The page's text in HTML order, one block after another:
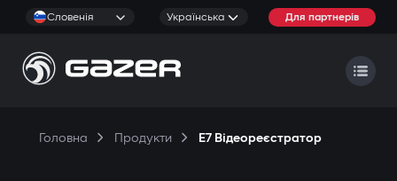
Словенія Українська Для партнерів
Головна Продукти E7 Відеореєстратор